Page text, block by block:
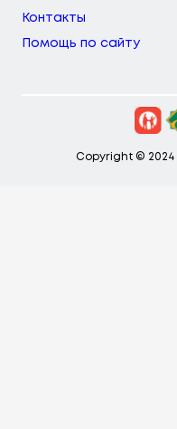
Контакты
Помощь по сайту
Copyright © 2024